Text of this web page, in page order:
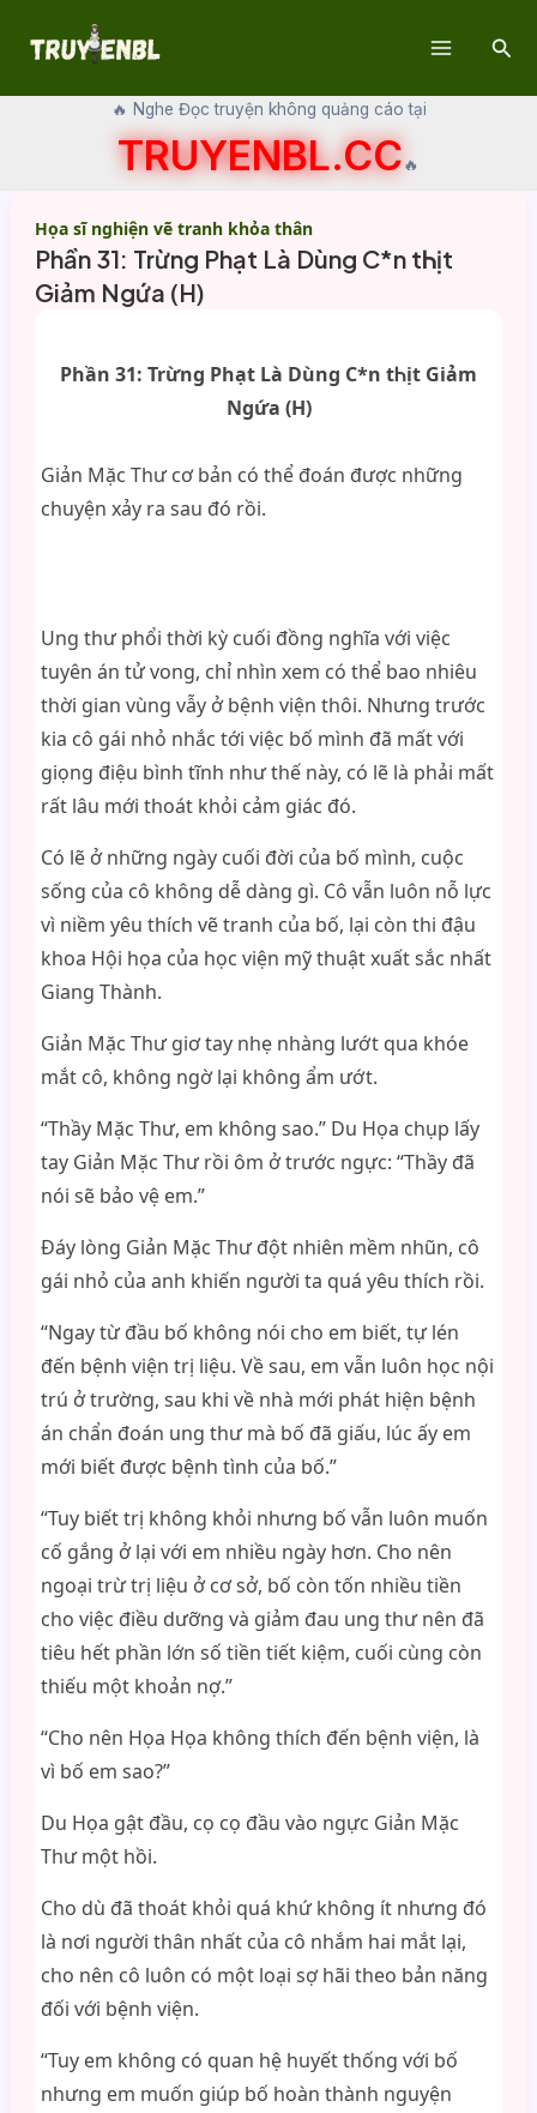
🔥 Nghe Đọc truyện không quảng cáo tại
TRUYENBL.CC🔥
Họa sĩ nghiện vẽ tranh khỏa thân
Phần 31: Trừng Phạt Là Dùng C*n tᏂịt
Giảm Ngứa (H)
Phần 31: Trừng Phạt Là Dùng C*n tᏂịt Giảm
Ngứa (H)
Giản Mặc Thư cơ bản có thể đoán được những
chuyện xảy ra sau đó rồi.
Ung thư phổi thời kỳ cuối đồng nghĩa với việc
tuyên án tử vong, chỉ nhìn xem có thể bao nhiêu
thời gian vùng vẫy ở bệnh viện thôi. Nhưng trước
kia cô gái nhỏ nhắc tới việc bố mình đã mất với
giọng điệu bình tĩnh như thế này, có lẽ là phải mất
rất lâu mới thoát khỏi cảm giác đó.
Có lẽ ở những ngày cuối đời của bố mình, cuộc
sống của cô không dễ dàng gì. Cô vẫn luôn nỗ lực
vì niềm yêu thích vẽ tranh của bố, lại còn thi đậu
khoa Hội họa của học viện mỹ thuật xuất sắc nhất
Giang Thành.
Giản Mặc Thư giơ tay nhẹ nhàng lướt qua khóe
mắt cô, không ngờ lại không ẩm ướt.
“Thầy Mặc Thư, em không sao.” Du Họa chụp lấy
tay Giản Mặc Thư rồi ôm ở trước ngực: “Thầy đã
nói sẽ bảo vệ em.”
Đáy lòng Giản Mặc Thư đột nhiên mềm nhũn, cô
gái nhỏ của anh khiến người ta quá yêu thích rồi.
“Ngay từ đầu bố không nói cho em biết, tự lén
đến bệnh viện trị liệu. Về sau, em vẫn luôn học nội
trú ở trường, sau khi về nhà mới phát hiện bệnh
án chẩn đoán ung thư mà bố đã giấu, lúc ấy em
mới biết được bệnh tình của bố.”
“Tuy biết trị không khỏi nhưng bố vẫn luôn muốn
cố gắng ở lại với em nhiều ngày hơn. Cho nên
ngoại trừ trị liệu ở cơ sở, bố còn tốn nhiều tiền
cho việc điều dưỡng và giảm đau ung thư nên đã
tiêu hết phần lớn số tiền tiết kiệm, cuối cùng còn
thiếu một khoản nợ.”
“Cho nên Họa Họa không thích đến bệnh viện, là
vì bố em sao?”
Du Họa gật đầu, cọ cọ đầu vào ngực Giản Mặc
Thư một hồi.
Cho dù đã thoát khỏi quá khứ không ít nhưng đó
là nơi người thân nhất của cô nhắm hai mắt lại,
cho nên cô luôn có một loại sợ hãi theo bản năng
đối với bệnh viện.
“Tuy em không có quan hệ huyết thống với bố
nhưng em muốn giúp bố hoàn thành nguyện